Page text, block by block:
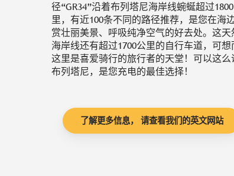
径“GR34”沿着布列塔尼海岸线蜿蜒超过
里，有近100条不同的路径推荐，是您在海
赏壮丽美景、呼吸纯净空气的好去处。这天
海岸线还有超过1700公里的自行车道，可想
这里是喜爱骑行的旅行者的天堂！可以这么
布列塔尼，是您充电的最佳选择！
了解更多信息， 请查看我们的英文网站